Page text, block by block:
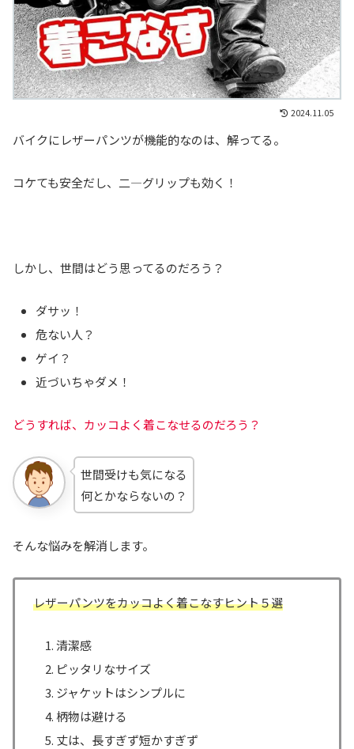
2024.11.05
バイクにレザーパンツが機能的なのは、解ってる。
コケても安全だし、二―グリップも効く！
しかし、世間はどう思ってるのだろう？
ダサッ！
危ない人？
ゲイ？
近づいちゃダメ！
どうすれば、カッコよく着こなせるのだろう？
世間受けも気になる
何とかならないの？
そんな悩みを解消します。
レザーパンツをカッコよく着こなすヒント５選
清潔感
ピッタリなサイズ
ジャケットはシンプルに
柄物は避ける
丈は、長すぎず短かすぎず